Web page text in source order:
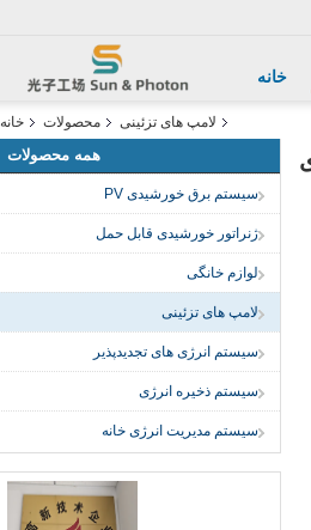
خانه
خانه محصولات لامپ های تزئینی
همه محصولات
سیستم برق خورشیدی PV
ژنراتور خورشیدی قابل حمل
لوازم خانگی
لامپ های تزئینی
سیستم انرژی های تجدیدپذیر
سیستم ذخیره انرژی
سیستم مدیریت انرژی خانه